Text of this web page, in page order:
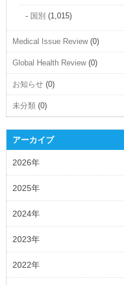
国別 (1,015)
Medical Issue Review(0)
Global Health Review(0)
お知らせ (0)
未分類 (0)
アーカイブ
2026年
2025年
2024年
2023年
2022年